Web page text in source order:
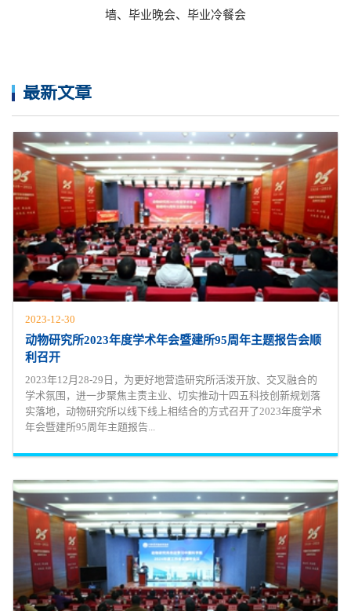
墙、毕业晚会、毕业冷餐会
最新文章
2023-12-30
动物研究所2023年度学术年会暨建所95周年主题报告会顺
利召开
2023年12月28-29日，为更好地营造研究所活泼开放、交叉融合的
学术氛围，进一步聚焦主责主业、切实推动十四五科技创新规划落
实落地，动物研究所以线下线上相结合的方式召开了2023年度学术
年会暨建所95周年主题报告...